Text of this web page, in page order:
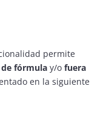
permite
fórmula y/o fuera
en la siguiente